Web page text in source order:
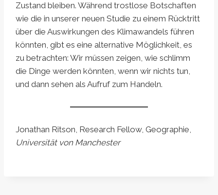
Zustand bleiben. Während trostlose Botschaften
wie die in unserer neuen Studie zu einem Rücktritt
über die Auswirkungen des Klimawandels führen
könnten, gibt es eine alternative Möglichkeit, es
zu betrachten: Wir müssen zeigen, wie schlimm
die Dinge werden könnten, wenn wir nichts tun,
und dann sehen als Aufruf zum Handeln.
Jonathan Ritson, Research Fellow, Geographie,
Universität von Manchester